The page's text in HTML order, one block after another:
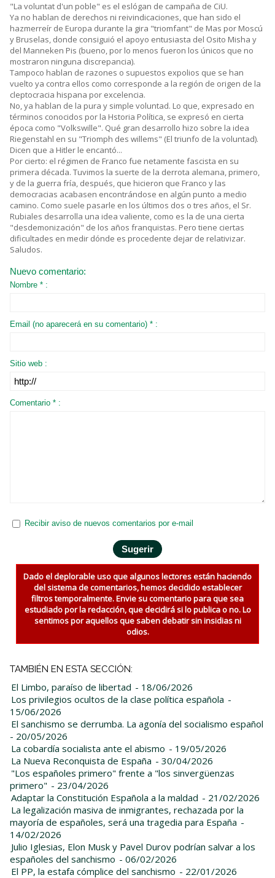
"La voluntat d'un poble" es el eslógan de campaña de CiU.
Ya no hablan de derechos ni reivindicaciones, que han sido el
hazmerreír de Europa durante la gira "triomfant" de Mas por Moscú
y Bruselas, donde consiguió el apoyo entusiasta del Osito Misha y
del Manneken Pis (bueno, por lo menos fueron los únicos que no
mostraron ninguna discrepancia).
Tampoco hablan de razones o supuestos expolios que se han
vuelto ya contra ellos como corresponde a la región de origen de la
cleptocracia hispana por excelencia.
No, ya hablan de la pura y simple voluntad. Lo que, expresado en
términos conocidos por la Hstoria Política, se expresó en cierta
época como "Volkswille". Qué gran desarrollo hizo sobre la idea
Riegenstahl en su "Triomph des willems" (El triunfo de la voluntad).
Dicen que a Hitler le encantó...
Por cierto: el régimen de Franco fue netamente fascista en su
primera década. Tuvimos la suerte de la derrota alemana, primero,
y de la guerra fría, después, que hicieron que Franco y las
democracias acabasen encontrándose en algún punto a medio
camino. Como suele pasarle en los últimos dos o tres años, el Sr.
Rubiales desarrolla una idea valiente, como es la de una cierta
"desdemonización" de los años franquistas. Pero tiene ciertas
dificultades en medir dónde es procedente dejar de relativizar.
Saludos.
Nuevo comentario:
Nombre * :
Email (no aparecerá en su comentario) * :
Sitio web :
Comentario * :
Recibir aviso de nuevos comentarios por e-mail
Dado el deplorable uso que algunos lectores están haciendo
del sistema de comentarios, hemos decidido establecer
filtros temporalmente. Envie su comentario para que sea
estudiado por la redacción, que decidirá si lo publica o no. Lo
sentimos por aquellos que saben debatir sin insidias ni
odios.
TAMBIÉN EN ESTA SECCIÓN:
El Limbo, paraíso de libertad - 18/06/2026
Los privilegios ocultos de la clase política española -
15/06/2026
El sanchismo se derrumba. La agonía del socialismo español
- 20/05/2026
La cobardía socialista ante el abismo - 19/05/2026
La Nueva Reconquista de España - 30/04/2026
"Los españoles primero" frente a "los sinvergüenzas
primero" - 23/04/2026
Adaptar la Constitución Española a la maldad - 21/02/2026
La legalización masiva de inmigrantes, rechazada por la
mayoría de españoles, será una tragedia para España -
14/02/2026
Julio Iglesias, Elon Musk y Pavel Durov podrían salvar a los
españoles del sanchismo - 06/02/2026
El PP, la estafa cómplice del sanchismo - 22/01/2026